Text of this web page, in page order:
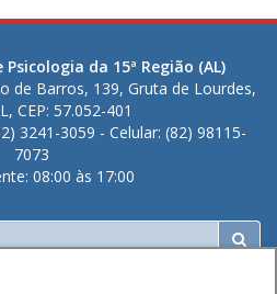
da 15ª Região (AL)
de Barros, 139, Gruta de Lourdes,
CEP: 57.052-401
3241-3059 - Celular: (82) 98115-
7073
08:00 às 17:00